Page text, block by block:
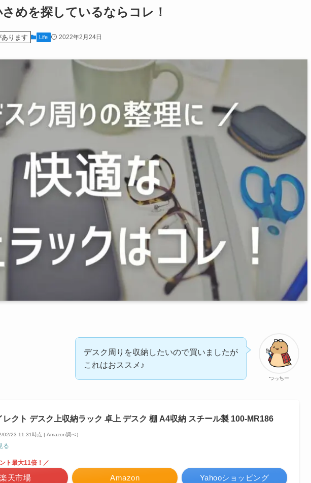
めを探しているならコレ！
ります Life 2022年2月24日
つっちー
デスク周りを収納したいので買いましたが
これはおススメ♪
レクト デスク上収納ラック 卓上 デスク 棚 A4収納 スチール製 100-MR186
02/23 11:31時点 | Amazon調べ）
る
Amazon
ト最大11倍！／
楽天市場 Yahooショッピング